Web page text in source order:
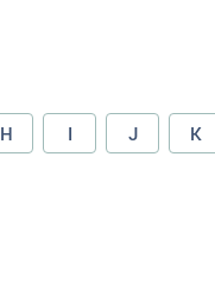
H I J K